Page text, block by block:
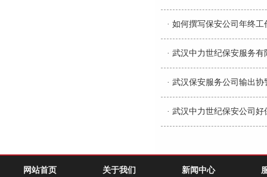
· 如何撰写保安公司年终工
· 武汉中力世纪保安服务
· 武汉保安服务公司输出
· 武汉中力世纪保安公司
网站首页 关于我们 新闻中心